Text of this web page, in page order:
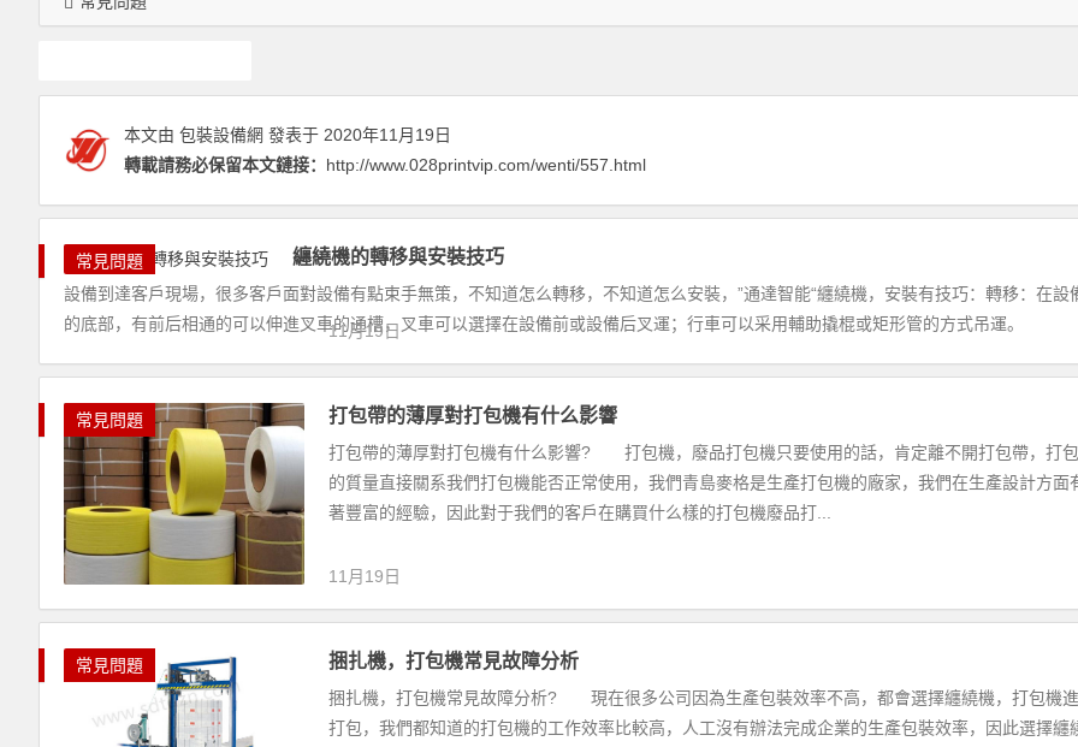
本文由 包裝設備網 發表于 2020年11月19日
轉載請務必保留本文鏈接： http://www.028printvip.com/wenti/557.html
常見問題 纏繞機的轉移與安裝技巧
設備到達客戶現場，很多客戶面對設備有點束手無策，不知道怎么轉移，不知道怎么安裝，”通達智能“纏繞機，安裝有技巧：轉移：在設
的底部，有前后相通的可以伸進叉車的通槽，叉車可以選擇在設備前或設備后叉運；行車可以采用輔助撬棍或矩形管的方式吊運。
11月19日
常見問題 打包帶的薄厚對打包機有什么影響
打包帶的薄厚對打包機有什么影響? 打包機，廢品打包機只要使用的話，肯定離不開打包帶，打
的質量直接關系我們打包機能否正常使用，我們青島麥格是生產打包機的廠家，我們在生產設計方面
著豐富的經驗，因此對于我們的客戶在購買什么樣的打包機廢品打...
11月19日
常見問題 捆扎機，打包機常見故障分析
捆扎機，打包機常見故障分析? 現在很多公司因為生產包裝效率不高，都會選擇纏繞機，打包機
打包，我們都知道的打包機的工作效率比較高，人工沒有辦法完成企業的生產包裝效率，因此選擇纏